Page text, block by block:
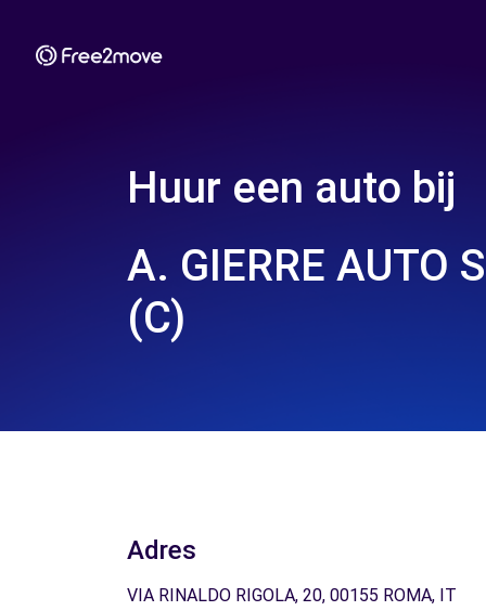
Huur een auto bij
A. GIERRE AUTO
(C)
Adres
VIA RINALDO RIGOLA, 20, 00155 ROMA, IT